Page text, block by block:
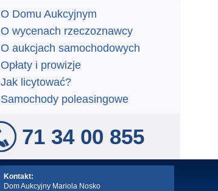
O Domu Aukcyjnym
O wycenach rzeczoznawcy
O aukcjach samochodowych
Opłaty i prowizje
Jak licytować?
Samochody poleasingowe
71 34 00 855
Kontakt:
Dom Aukcyjny Mariola Nosko